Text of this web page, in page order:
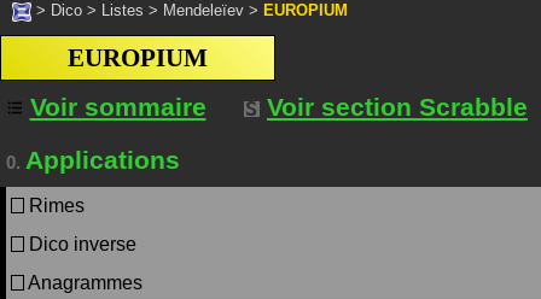
> Dico > Listes > Mendeleïev > EUROPIUM
EUROPIUM
Voir sommaire
Voir section Scrabble
0. Applications
Rimes
Dico inverse
Anagrammes